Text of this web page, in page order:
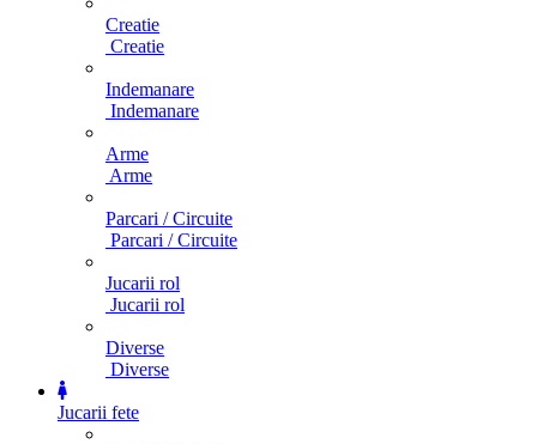
Creatie
Creatie
Indemanare
Indemanare
Arme
Arme
Parcari / Circuite
Parcari / Circuite
Jucarii rol
Jucarii rol
Diverse
Diverse
Jucarii fete